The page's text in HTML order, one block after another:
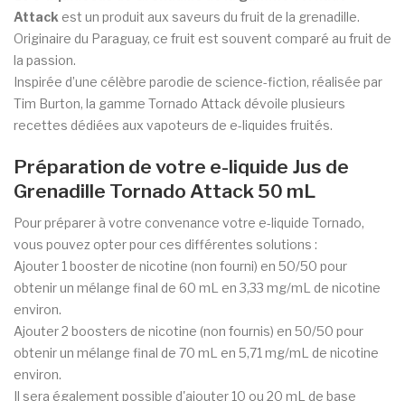
Attack est un produit aux saveurs du fruit de la grenadille.
Originaire du Paraguay, ce fruit est souvent comparé au fruit de
la passion.
Inspirée d’une célèbre parodie de science-fiction, réalisée par
Tim Burton, la gamme Tornado Attack dévoile plusieurs
recettes dédiées aux vapoteurs de e-liquides fruités.
Préparation de votre e-liquide Jus de
Grenadille Tornado Attack 50 mL
Pour préparer à votre convenance votre e-liquide Tornado,
vous pouvez opter pour ces différentes solutions :
Ajouter 1 booster de nicotine (non fourni) en 50/50 pour
obtenir un mélange final de 60 mL en 3,33 mg/mL de nicotine
environ.
Ajouter 2 boosters de nicotine (non fournis) en 50/50 pour
obtenir un mélange final de 70 mL en 5,71 mg/mL de nicotine
environ.
Il sera également possible d'ajouter 10 ou 20 mL de base